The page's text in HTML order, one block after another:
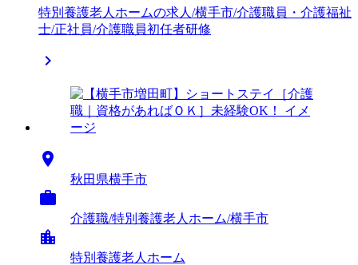
特別養護老人ホームの求人/横手市/介護職員・介護福祉
士/正社員/介護職員初任者研修


秋田県横手市

介護職/特別養護老人ホーム/横手市
location_city
特別養護老人ホーム